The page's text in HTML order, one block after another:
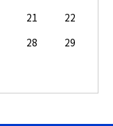
21
22
28
29